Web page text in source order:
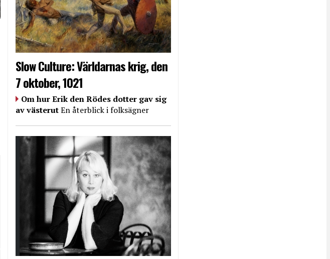
Slow Culture: Världarnas krig, den
7 oktober, 1021
Om hur Erik den Rödes dotter gav sig
av västerutEn återblick i folksägner